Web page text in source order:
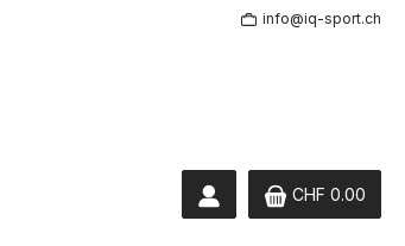
info@iq-sport.ch
CHF 0.00